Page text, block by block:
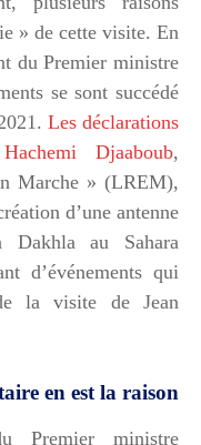
» de cette visite. En
du Premier ministre
se sont succédé
Les déclarations
Djaaboub,
Marche » (LREM),
d’une antenne
au Sahara
d’événements qui
la visite de Jean
en est la raison
Premier ministre